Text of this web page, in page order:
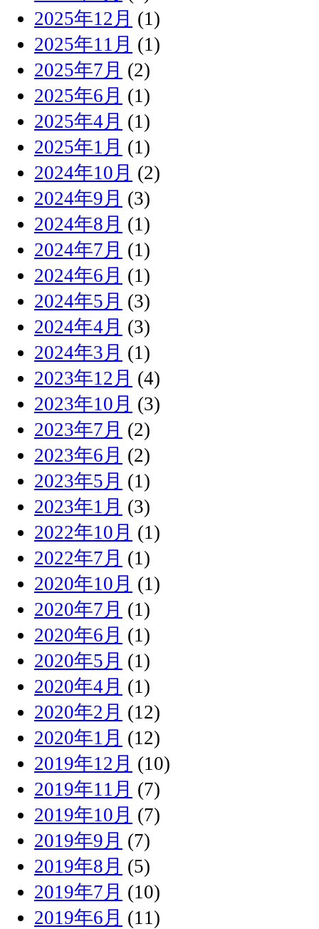
2025年12月 (1)
2025年11月 (1)
2025年7月 (2)
2025年6月 (1)
2025年4月 (1)
2025年1月 (1)
2024年10月 (2)
2024年9月 (3)
2024年8月 (1)
2024年7月 (1)
2024年6月 (1)
2024年5月 (3)
2024年4月 (3)
2024年3月 (1)
2023年12月 (4)
2023年10月 (3)
2023年7月 (2)
2023年6月 (2)
2023年5月 (1)
2023年1月 (3)
2022年10月 (1)
2022年7月 (1)
2020年10月 (1)
2020年7月 (1)
2020年6月 (1)
2020年5月 (1)
2020年4月 (1)
2020年2月 (12)
2020年1月 (12)
2019年12月 (10)
2019年11月 (7)
2019年10月 (7)
2019年9月 (7)
2019年8月 (5)
2019年7月 (10)
2019年6月 (11)